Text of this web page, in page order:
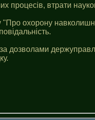
процесів, втрати
"Про охорону
дозволами